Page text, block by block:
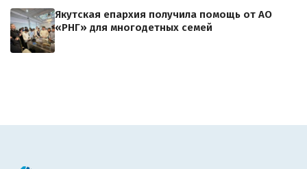
Якутская епархия получила помощь от АО
«РНГ» для многодетных семей